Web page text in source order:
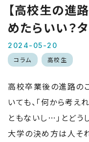
【高校生の進
めたらいい？
2024-05-20
コラム
高校生
高校卒業後の進路の
いても、「何から考え
ともないし…」とどう
大学の決め方は人そ